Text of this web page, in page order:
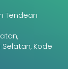
Tendean
Kode